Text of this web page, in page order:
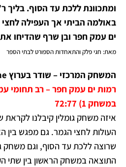
ומתכוונת ללכת עד הסוף. בליך
באולמה הביתי אך העפילה
ים עמק חפר ובן שרף שהדיחו
מאת: חגי פלק והתאחדות הספורט לבתי הספר
המשחק המרכזי – שודר בערוץ One
במשחק 1) 72:77
איזה משחק גומלין קיבלנו
העולות לחצי הגמר. גם מפגש בין
שרוצה ללכת עד הסוף, וגם משחק
התוצאה במשחק הראשון בין שתי